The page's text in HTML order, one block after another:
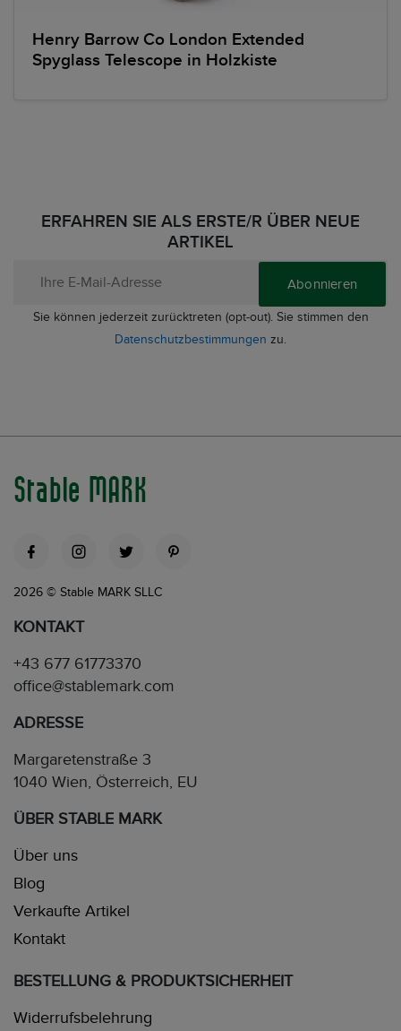
Henry Barrow Co London Extended
Spyglass Telescope in Holzkiste
ERFAHREN SIE ALS ERSTE/R ÜBER NEUE
ARTIKEL
Abonnieren
Sie können jederzeit zurücktreten (opt-out). Sie stimmen den
Datenschutzbestimmungen zu.
Stable MARK
2026 © Stable MARK SLLC
KONTAKT
+43 677 61773370
office@stablemark.com
ADRESSE
Margaretenstraße 3
1040 Wien, Österreich, EU
ÜBER STABLE MARK
Über uns
Blog
Verkaufte Artikel
Kontakt
BESTELLUNG & PRODUKTSICHERHEIT
Widerrufsbelehrung